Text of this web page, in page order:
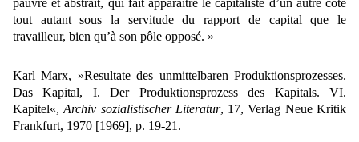
pauvre et abstrait, qui fait apparaître le capitaliste d’un autre côté
tout autant sous la servitude du rapport de capital que le
travailleur, bien qu’à son pôle opposé. »
Karl Marx, »Resultate des unmittelbaren Produktionsprozesses.
Das Kapital, I. Der Produktionsprozess des Kapitals. VI.
Kapitel«,Archiv sozialistischer Literatur, 17, Verlag Neue Kritik
Frankfurt, 1970 [1969], p. 19-21.